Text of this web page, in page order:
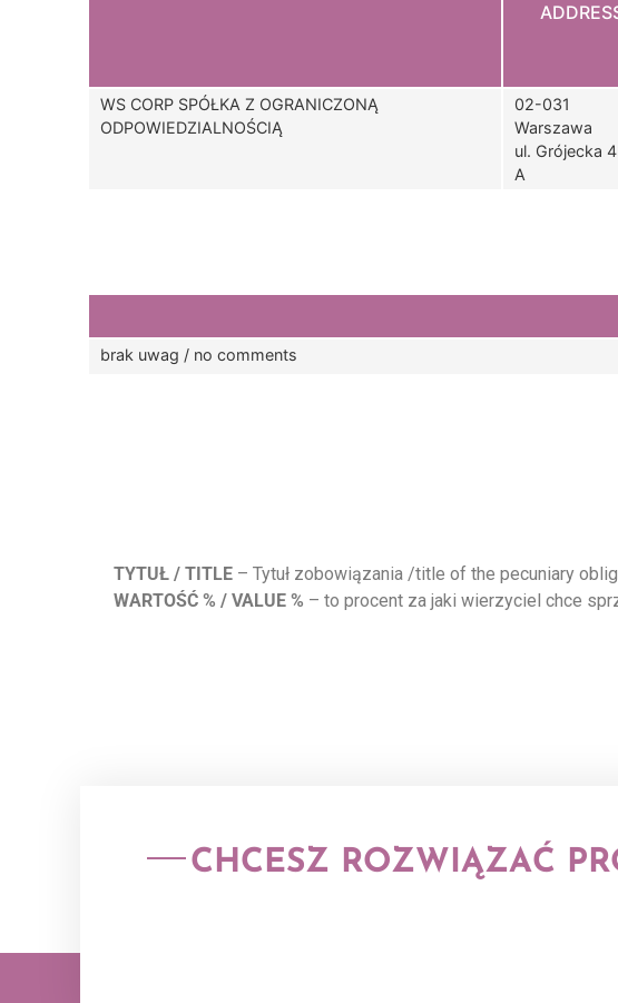
WS CORP SPÓŁKA Z OGRANICZONĄ
ODPOWIEDZIALNOŚCIĄ
02-031
Warszawa
ul. Grójecka
A
brak uwag / no comments
TYTUŁ / TITLE – Tytuł zobowiązania /title of the pecuniary
WARTOŚĆ % / VALUE % – to procent za jaki wierzyciel chce
CHCESZ ROZWIĄZAĆ